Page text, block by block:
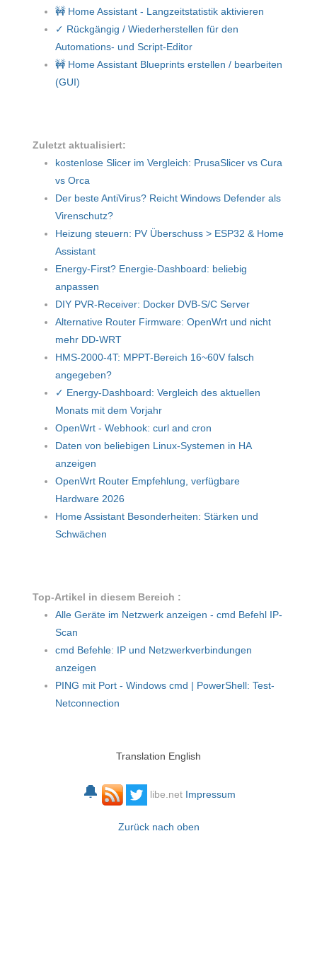
🚧 Home Assistant - Langzeitstatistik aktivieren
✓ Rückgängig / Wiederherstellen für den
Automations- und Script-Editor
🚧 Home Assistant Blueprints erstellen / bearbeiten
(GUI)
Zuletzt aktualisiert:
kostenlose Slicer im Vergleich: PrusaSlicer vs Cura
vs Orca
Der beste AntiVirus? Reicht Windows Defender als
Virenschutz?
Heizung steuern: PV Überschuss > ESP32 & Home
Assistant
Energy-First? Energie-Dashboard: beliebig
anpassen
DIY PVR-Receiver: Docker DVB-S/C Server
Alternative Router Firmware: OpenWrt und nicht
mehr DD-WRT
HMS-2000-4T: MPPT-Bereich 16~60V falsch
angegeben?
✓ Energy-Dashboard: Vergleich des aktuellen
Monats mit dem Vorjahr
OpenWrt - Webhook: curl and cron
Daten von beliebigen Linux-Systemen in HA
anzeigen
OpenWrt Router Empfehlung, verfügbare
Hardware 2026
Home Assistant Besonderheiten: Stärken und
Schwächen
Top-Artikel in diesem Bereich :
Alle Geräte im Netzwerk anzeigen - cmd Befehl IP-
Scan
cmd Befehle: IP und Netzwerkverbindungen
anzeigen
PING mit Port - Windows cmd | PowerShell: Test-
Netconnection
Translation English
🔔 libe.net Impressum
Zurück nach oben